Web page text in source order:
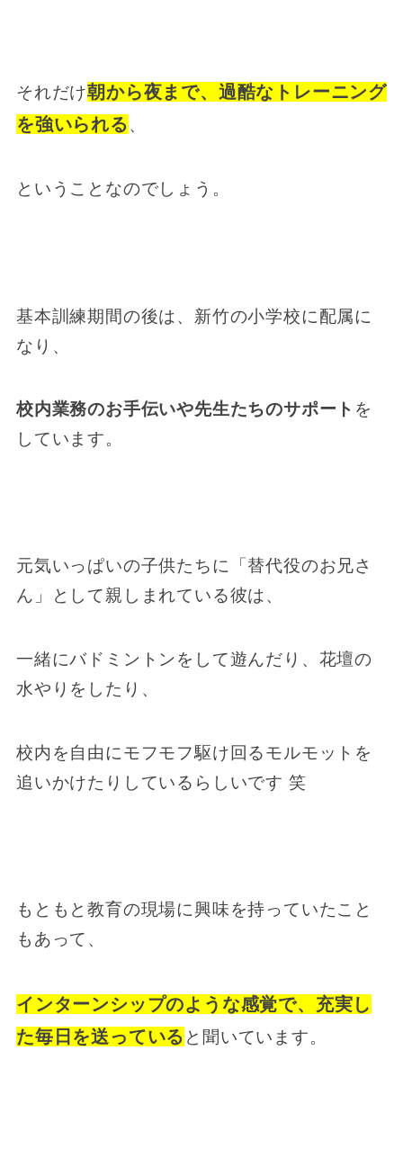
それだけ朝から夜まで、過酷なトレーニング
を強いられる 、
ということなのでしょう。
基本訓練期間の後は、新竹の小学校に配属に
なり、
校内業務のお手伝いや先生たちのサポート を
しています。
元気いっぱいの子供たちに「替代役のお兄さ
ん」として親しまれている彼は、
一緒にバドミントンをして遊んだり、花壇の
水やりをしたり、
校内を自由にモフモフ駆け回るモルモットを
追いかけたりしているらしいです 笑
もともと教育の現場に興味を持っていたこと
もあって、
インターンシップのような感覚で、充実し
た毎日を送っている と聞いています。